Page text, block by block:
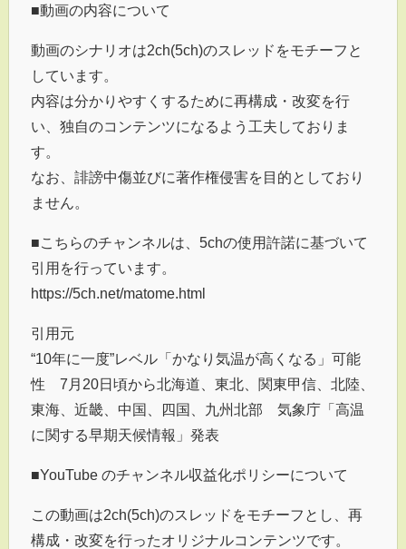
■動画の内容について
動画のシナリオは2ch(5ch)のスレッドをモチーフと
しています。
内容は分かりやすくするために再構成・改変を行
い、独自のコンテンツになるよう工夫しておりま
す。
なお、誹謗中傷並びに著作権侵害を目的としており
ません。
■こちらのチャンネルは、5chの使用許諾に基づいて
引用を行っています。
https://5ch.net/matome.html
引用元
“10年に一度”レベル「かなり気温が高くなる」可能
性 7月20日頃から北海道、東北、関東甲信、北陸、
東海、近畿、中国、四国、九州北部 気象庁「高温
に関する早期天候情報」発表
■YouTube のチャンネル収益化ポリシーについて
この動画は2ch(5ch)のスレッドをモチーフとし、再
構成・改変を行ったオリジナルコンテンツです。